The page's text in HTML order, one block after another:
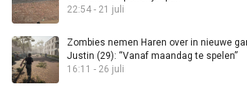
22:54 - 21 juli
Zombies nemen Haren over in nieuwe
Justin (29): “Vanaf maandag te spelen”
16:11 - 26 juli